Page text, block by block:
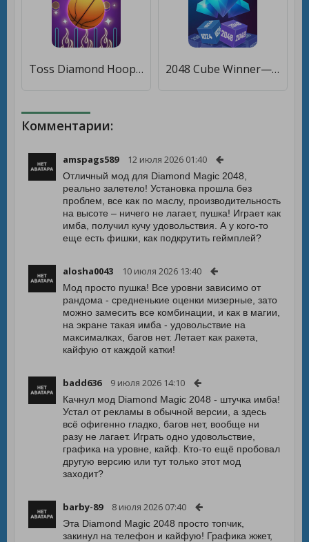
Toss Diamond Hoop [Много денег] 2048 Cube Winner—Aim To Win Diamond [Много монет]
Комментарии:
amspags589 12 июля 2026 01:40
Отличный мод для Diamond Magic 2048,
реально залетело! Установка прошла без
проблем, все как по маслу, производительность
на высоте – ничего не лагает, пушка! Играет как
имба, получил кучу удовольствия. А у кого-то
еще есть фишки, как подкрутить геймплей?
alosha0043 10 июля 2026 13:40
Мод просто пушка! Все уровни зависимо от
рандома - средненькие оценки мизерные, зато
можно замесить все комбинации, и как в магии,
на экране такая имба - удовольствие на
максималках, багов нет. Летает как ракета,
кайфую от каждой катки!
badd636 9 июля 2026 14:10
Качнул мод Diamond Magic 2048 - штучка имба!
Устал от рекламы в обычной версии, а здесь
всё офигенно гладко, багов нет, вообще ни
разу не лагает. Играть одно удовольствие,
графика на уровне, кайф. Кто-то ещё пробовал
другую версию или тут только этот мод
заходит?
barby-89 8 июля 2026 07:40
Эта Diamond Magic 2048 просто топчик,
закинул на телефон и кайфую! Графика жжет,